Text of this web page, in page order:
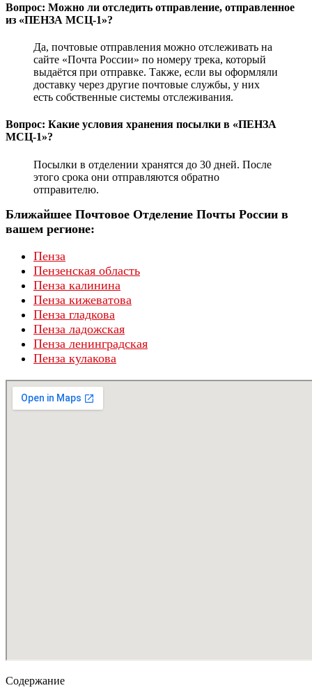
Вопрос: Можно ли отследить отправление, отправленное
из «ПЕНЗА МСЦ-1»?
Да, почтовые отправления можно отслеживать на
сайте «Почта России» по номеру трека, который
выдаётся при отправке. Также, если вы оформляли
доставку через другие почтовые службы, у них
есть собственные системы отслеживания.
Вопрос: Какие условия хранения посылки в «ПЕНЗА
МСЦ-1»?
Посылки в отделении хранятся до 30 дней. После
этого срока они отправляются обратно
отправителю.
Ближайшее Почтовое Отделение Почты России в
вашем регионе:
Пенза
Пензенская область
Пенза калинина
Пенза кижеватова
Пенза гладкова
Пенза ладожская
Пенза ленинградская
Пенза кулакова
Содержание